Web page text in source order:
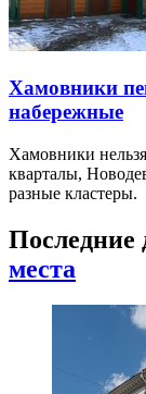
Хамовники
набережные
Хамовники
кварталы,
разные кластеры.
Последние
места